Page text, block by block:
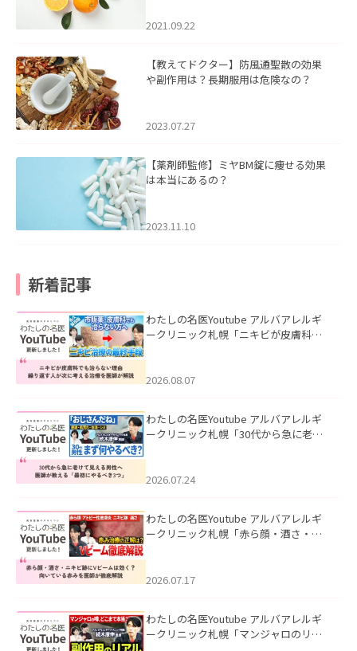
2021.09.22
【教えてドクター】防風通聖散の効果
や副作用は？長期服用は危険なの？
2023.07.27
【薬剤師監修】ミヤBM錠に痩せる効果
は本当にあるの？
2023.11.10
新着記事
わたしの名医Youtube アルバアレルギ
ークリニック札幌「ニキビが皮膚科で
ました。
2026.08.07
わたしの名医Youtube アルバアレルギ
ークリニック札幌「30代から急に老け
た。
2026.07.24
わたしの名医Youtube アルバアレルギ
ークリニック札幌「赤ら顔・酒さ・ニ
した。
2026.07.17
わたしの名医Youtube アルバアレルギ
ークリニック札幌「マンジャロのリア